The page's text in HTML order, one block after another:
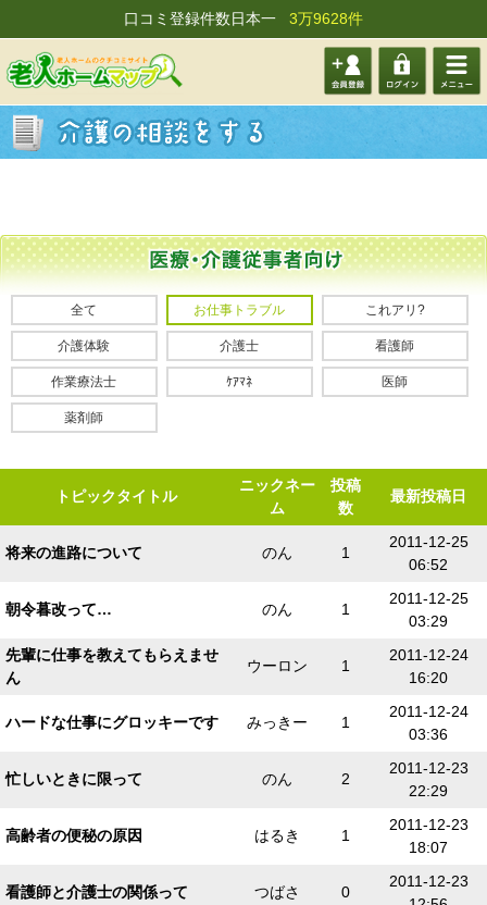
口コミ登録件数日本一 3万9628件
会員登 ログイ メニュ
全て お仕事トラブル これアリ?
介護体験 介護士 看護師
作業療法士 ｹｱﾏﾈ 医師
薬剤師
トピックタイトル
ニックネー
ム
投稿
数
最新投稿日
将来の進路について のん 1
2011-12-25
06:52
朝令暮改って… のん 1
2011-12-25
03:29
先輩に仕事を教えてもらえませ
ん
ウーロン 1
2011-12-24
16:20
ハードな仕事にグロッキーです みっきー 1
2011-12-24
03:36
忙しいときに限って のん 2
2011-12-23
22:29
高齢者の便秘の原因 はるき 1
2011-12-23
18:07
看護師と介護士の関係って つばさ 0
2011-12-23